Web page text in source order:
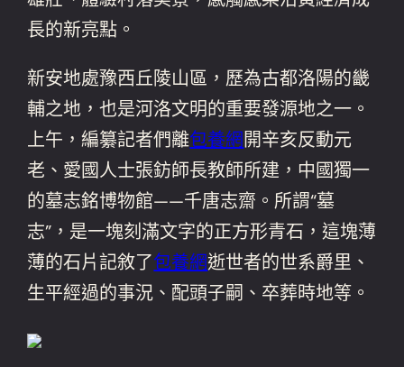
長的新亮點。
新安地處豫西丘陵山區，歷為古都洛陽的畿
輔之地，也是河洛文明的重要發源地之一。
上午，編纂記者們離包養網開辛亥反動元
老、愛國人士張鈁師長教師所建，中國獨一
的墓志銘博物館——千唐志齋。所謂“墓
志”，是一塊刻滿文字的正方形青石，這塊薄
薄的石片記敘了包養網逝世者的世系爵里、
生平經過的事況、配頭子嗣、卒葬時地等。